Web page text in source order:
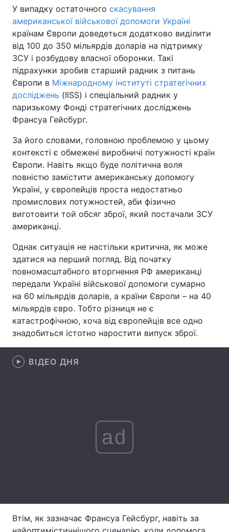
Україна Політика
Економіка
Спорт Наука
Техно і зв'язок Лайт
Зброя Інциденти
Здоров'я
Цікавинки Погода
Екологія Регіони
Лонгріди
Відео з Youtube Статті
Архів Вакансії
Контакти
Послуги
У випадку остаточного скасування
американської військової допомоги Україні
країнам Європи доведеться додатково виділити
від 100 до 350 мільярдів доларів на підтримку
ЗСУ і розбудову власної оборонки. Такі
підрахунки зробив старший радник з питань
Європи в Міжнародному інституті стратегічних
досліджень (IISS) і спеціальний радник у
паризькому Фонді стратегічних досліджень
Франсуа Гейсбург.
За його словами, головною проблемою у цьому
контексті є обмежені виробничі потужності країн
Європи. Навіть якщо буде політична воля
повністю замістити американську допомогу
Україні, у європейців проста недостатньо
промислових потужностей, аби фізично
виготовити той обсяг зброї, який постачали ЗСУ
американці.
Однак ситуація не настільки критична, як може
здатися на перший погляд. Від початку
повномасштабного вторгнення РФ американці
передали Україні військової допомоги сумарно
на 60 мільярдів доларів, а країни Європи – на 40
мільярдів євро. Тобто різниця не є
катастрофічною, хоча від європейців все одно
знадобиться істотно наростити випуск зброї.
ВІДЕО ДНЯ
ad
Втім, як зазначає Франсуа Гейсбург, навіть за